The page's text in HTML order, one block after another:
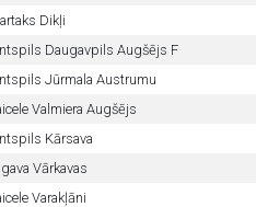
Dikļi
Daugavpils Augšējs F
Jūrmala Austrumu
Valmiera Augšējs
Kārsava
Vārkavas
Varakļāni